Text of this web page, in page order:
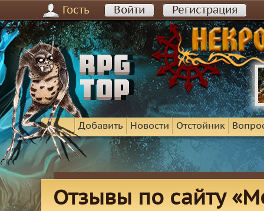
Гость Войти Регистрация
Добавить Новости Отстойник
Отзывы по сайту